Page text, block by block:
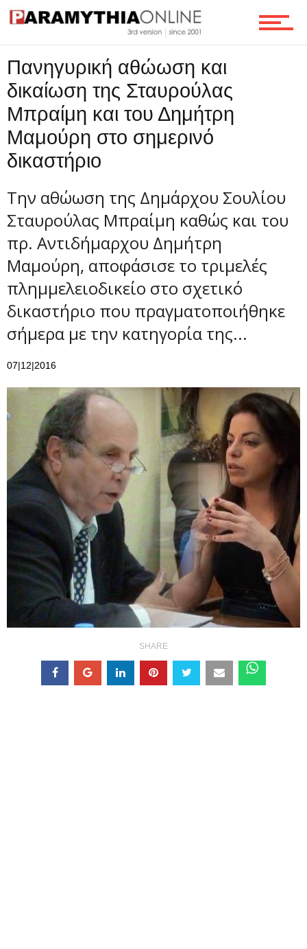
Ροή
Επικοινωνία
Πανηγυρική αθώωση και
δικαίωση της Σταυρούλας
Μπραίμη και του Δημήτρη
Μαμούρη στο σημερινό
δικαστήριο
Την αθώωση της Δημάρχου Σουλίου
Σταυρούλας Μπραίμη καθώς και του
πρ. Αντιδήμαρχου Δημήτρη
Μαμούρη, αποφάσισε το τριμελές
πλημμελειοδικείο στο σχετικό
δικαστήριο που πραγματοποιήθηκε
σήμερα με την κατηγορία της...
07|12|2016
SHARE